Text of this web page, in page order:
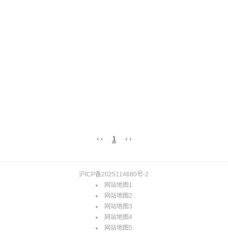
‹‹ 1 ››
沪ICP备2025114680号-2
网站地图1
网站地图2
网站地图3
网站地图4
网站地图5